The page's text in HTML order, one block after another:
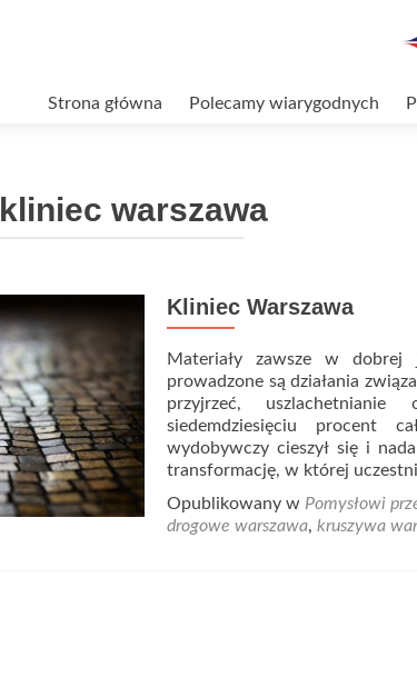
Strona główna Polecamy wiarygodnych
kliniec warszawa
Kliniec Warszawa
Materiały zawsze w
prowadzone są działania
przyjrzeć,
siedemdziesięciu procent
wydobywczy cieszył się i
transformację, w której
Opublikowany w Pomysłowi
drogowe warszawa, kruszywa